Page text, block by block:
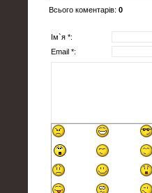
Всього коментарів: 0
Ім`я *:
Email *: